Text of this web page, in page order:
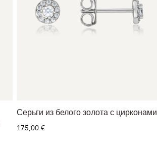
Серьги из белого золота с цирконами
175,00 €